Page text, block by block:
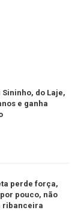
Sininho, do Laje,
e ganha
perde força,
pouco, não
ribanceira